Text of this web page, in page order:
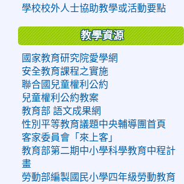
學校校外人士協助教學或活動要點
教學資源
國家教育研究院愛學網
安全教育課程之實施
聯合國兒童權利公約
兒童權利公約教案
教育部 語文成果網
性別平等教育議題中央輔導團首頁
客家委員會「來上客」
教育部第二期中小學科學教育中程計
畫
勞動部編製國民小學四年級勞動教育